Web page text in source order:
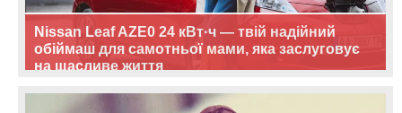
Nissan Leaf AZE0 24 кВт·ч — твій надійний
обіймаш для самотньої мами, яка заслуговує
на щасливе життя